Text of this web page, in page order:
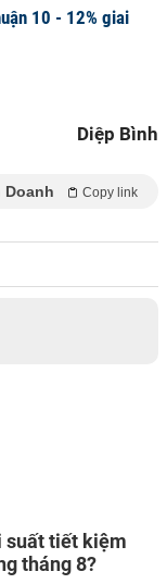
10 - 12% giai
Diệp Bình
Doanh Copy link
suất tiết kiệm
tháng 8?